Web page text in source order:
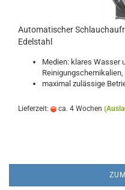
Automatischer
Edelstahl
Medien: klares Wasser
maximal zulässige
Lieferzeit: ca. 4 Wochen